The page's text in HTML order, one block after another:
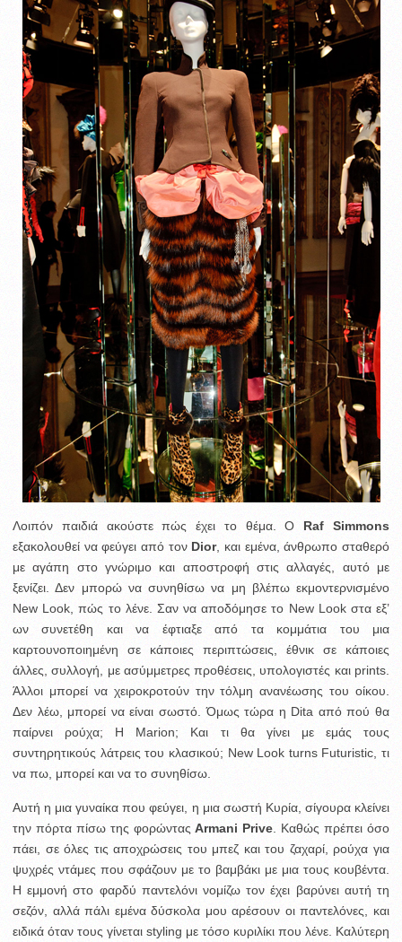
Λοιπόν παιδιά ακούστε πώς έχει το θέμα. Ο Raf Simmons
εξακολουθεί να φεύγει από τον Dior, και εμένα, άνθρωπο σταθερό
με αγάπη στο γνώριμο και αποστροφή στις αλλαγές, αυτό με
ξενίζει. Δεν μπορώ να συνηθίσω να μη βλέπω εκμοντερνισμένο
New Look, πώς το λένε. Σαν να αποδόμησε το New Look στα εξ’
ων συνετέθη και να έφτιαξε από τα κομμάτια του μια
καρτουνοποιημένη σε κάποιες περιπτώσεις, έθνικ σε κάποιες
άλλες, συλλογή, με ασύμμετρες προθέσεις, υπολογιστές και prints.
Άλλοι μπορεί να χειροκροτούν την τόλμη ανανέωσης του οίκου.
Δεν λέω, μπορεί να είναι σωστό. Όμως τώρα η Dita από πού θα
παίρνει ρούχα; Η Marion; Και τι θα γίνει με εμάς τους
συντηρητικούς λάτρεις του κλασικού; New Look turns Futuristic, τι
να πω, μπορεί και να το συνηθίσω.
Αυτή η μια γυναίκα που φεύγει, η μια σωστή Κυρία, σίγουρα κλείνει
την πόρτα πίσω της φορώνταςArmani Prive . Καθώς πρέπει όσο
πάει, σε όλες τις αποχρώσεις του μπεζ και του ζαχαρί, ρούχα για
ψυχρές ντάμες που σφάζουν με το βαμβάκι με μια τους κουβέντα.
Η εμμονή στο φαρδύ παντελόνι νομίζω τον έχει βαρύνει αυτή τη
σεζόν, αλλά πάλι εμένα δύσκολα μου αρέσουν οι παντελόνες, και
ειδικά όταν τους γίνεται styling με τόσο κυριλίκι που λένε. Καλύτερη